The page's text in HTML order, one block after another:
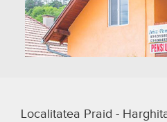
Localitatea Praid -